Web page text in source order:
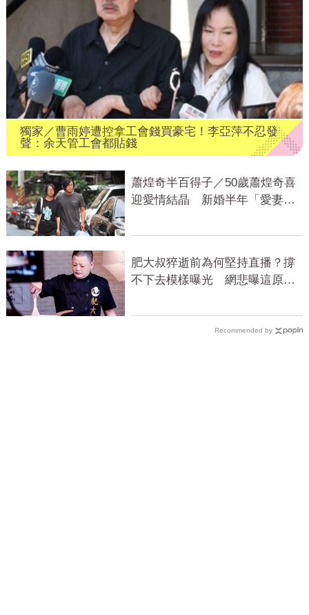
獨家／曹雨婷遭控拿工會錢買豪宅！李亞萍不忍發
聲：余天管工會都貼錢
蕭煌奇半百得子／50歲蕭煌奇喜
迎愛情結晶 新婚半年「愛妻懷
肥大叔猝逝前為何堅持直播？撐
不下去模樣曝光 網悲曝這原因
Recommended by